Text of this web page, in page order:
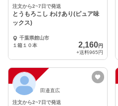
注文から2~7日で発送
とうもろこし わけあり(ピュア味
ックス)
千葉県館山市
１箱１０本
2,160円
+送料965円
注
文
受
付
停
止
中 田邉直広
注文から2~7日で発送